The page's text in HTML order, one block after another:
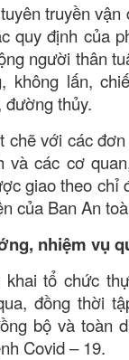
truyền
quy định của
người thân
không lấn,
thủy.
chẽ với các
và các cơ
giao theo chỉ
của Ban An
nhiệm vụ
tổ chức
đồng thời
bộ và toàn
Covid – 19.